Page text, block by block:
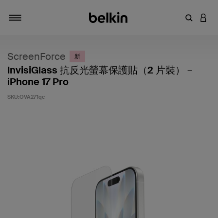
輸入關鍵
登入
ScreenForce 新
InvisiGlass 抗反光螢幕保護貼（2 片裝）－
iPhone 17 Pro
SKU:OVA271qc